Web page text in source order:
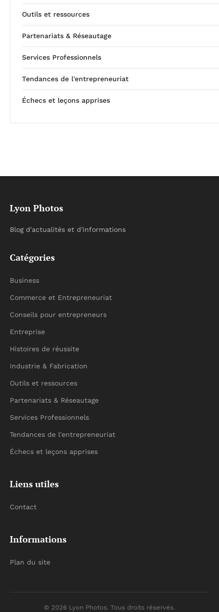
Outils et ressources
Partenariats & Réseautage
Services Professionnels
Tendances de l'entrepreneuriat
Échecs et leçons apprises
Lyon Photos
Blog d'actualités et d'informations
Catégories
Business
Commerce et Entrepreneuriat
Conseils pour entrepreneurs
Entreprise
Histoires de réussite
Industrie & Fabrication
Outils et ressources
Partenariats & Réseautage
Services Professionnels
Tendances de l'entrepreneuriat
Échecs et leçons apprises
Liens utiles
Contact
Informations
Plan du site
© 2026 Lyon Photos. Tous droits réservés.